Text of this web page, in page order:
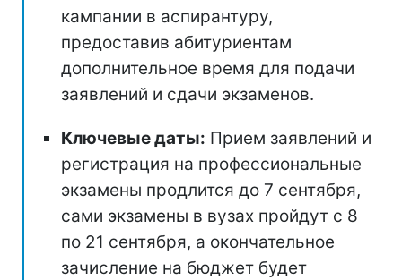
кампании в аспирантуру,
предоставив абитуриентам
дополнительное время для подачи
заявлений и сдачи экзаменов.
Ключевые даты: Прием заявлений и
регистрация на профессиональные
экзамены продлится до 7 сентября,
сами экзамены в вузах пройдут с 8
по 21 сентября, а окончательное
зачисление на бюджет будет